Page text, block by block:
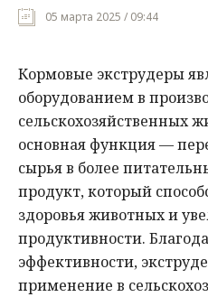
Общество
Мнения
Происшествия
05 марта 2025 / 09:44
Кормовые экструдеры
оборудованием в
сельскохозяйственных
основная функция —
сырья в более
продукт, который
здоровья животных и
продуктивности.
эффективности,
применение в